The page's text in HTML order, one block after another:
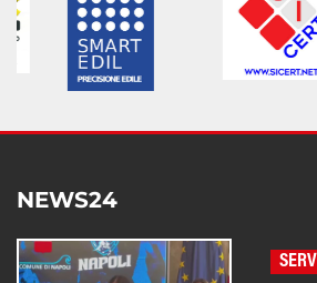
NEWS24